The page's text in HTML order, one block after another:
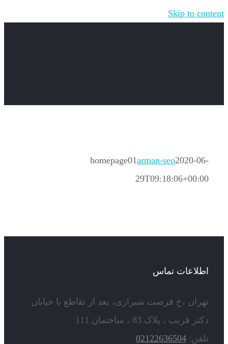
Skip to content
homepage01arman-seo2020-06-
29T09:18:06+00:00
اطلاعات تماس
تهران ،خ فرصت شیرازی، بعد از تقاطع با خیابان
دکتر قریب ، پلاک 83 ، ساختمان 111
تلفن: 02122636504